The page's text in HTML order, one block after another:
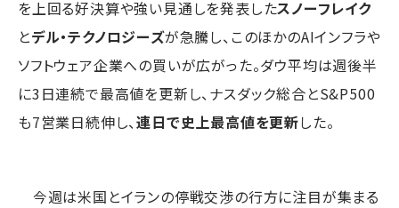
を上回る好決算や強い見通しを発表したスノーフレイク
とデル・テクノロジーズが急騰し、このほかのAIインフラや
ソフトウェア企業への買いが広がった。ダウ平均は週後半
に3日連続で最高値を更新し、ナスダック総合とS&P500
も7営業日続伸し、連日で史上最高値を更新した。
今週は米国とイランの停戦交渉の行方に注目が集まる